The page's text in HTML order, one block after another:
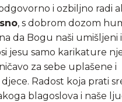
i ozbiljno radi
, s dobrom dozom
da Bogu naši umišljeni i
jesu samo karikature
za sebe uplašene i
Radost koja prati
blagoslova i naše